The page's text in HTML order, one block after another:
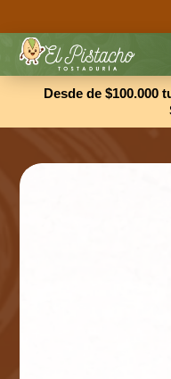
Desde de $100.000